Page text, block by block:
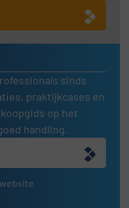
sinds
praktijkcases en
op het
handling.
website